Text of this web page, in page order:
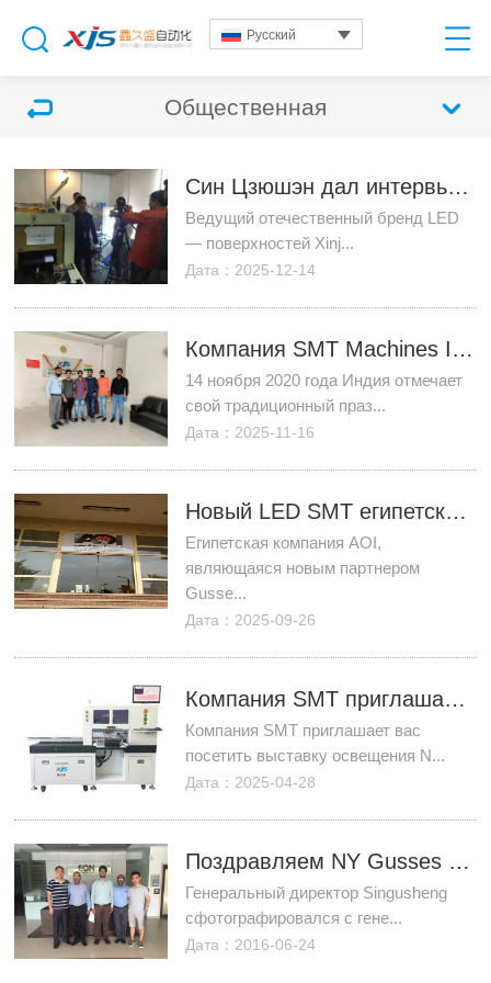
Русский
Общественная
Син Цзюшэн дал интервью индийским СМИ (ФОТО)
Ведущий отечественный бренд LED
— поверхностей Xinj...
Дата：2025-12-14
Компания SMT Machines India отмечает Фестиваль фонарей
14 ноября 2020 года Индия отмечает
свой традиционный праз...
Дата：2025-11-16
Новый LED SMT египетский клиент AOI
Египетская компания AOI,
являющаяся новым партнером
Gusse...
Дата：2025-09-26
Компания SMT приглашает вас посетить выставку освещения Ningbo 2018
Компания SMT приглашает вас
посетить выставку освещения N...
Дата：2025-04-28
Поздравляем NY Gusses со стратегическим сотрудничеством с индийской компанией EOC
Генеральный директор Singusheng
сфотографировался с гене...
Дата：2016-06-24